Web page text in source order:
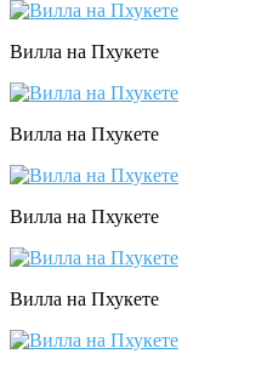
Вилла на Пхукете
Вилла на Пхукете
Вилла на Пхукете
Вилла на Пхукете